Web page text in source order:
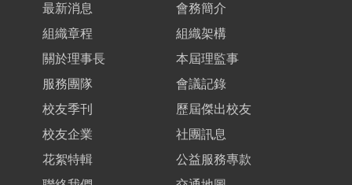
最新消息
會務簡介
組織章程
組織架構
關於理事長
本屆理監事
服務團隊
會議記錄
校友季刊
歷屆傑出校友
校友企業
社團訊息
花絮特輯
公益服務專款